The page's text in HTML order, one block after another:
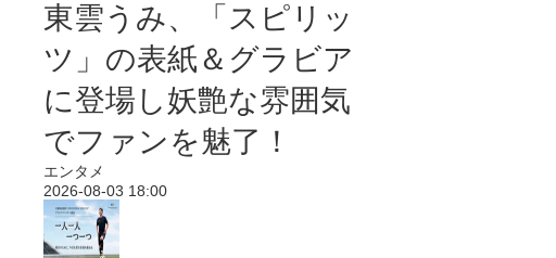
東雲うみ、「スピリッ
ツ」の表紙＆グラビア
に登場し妖艶な雰囲気
でファンを魅了！
エンタメ
2026-08-03 18:00